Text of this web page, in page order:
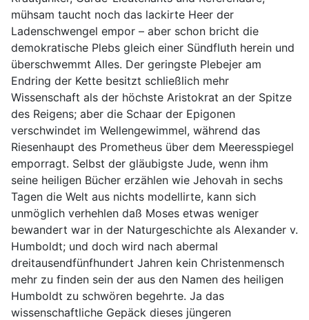
mühsam taucht noch das lackirte Heer der
Ladenschwengel empor – aber schon bricht die
demokratische Plebs gleich einer Sündfluth herein und
überschwemmt Alles. Der geringste Plebejer am
Endring der Kette besitzt schließlich mehr
Wissenschaft als der höchste Aristokrat an der Spitze
des Reigens; aber die Schaar der Epigonen
verschwindet im Wellengewimmel, während das
Riesenhaupt des Prometheus über dem Meeresspiegel
emporragt. Selbst der gläubigste Jude, wenn ihm
seine heiligen Bücher erzählen wie Jehovah in sechs
Tagen die Welt aus nichts modellirte, kann sich
unmöglich verhehlen daß Moses etwas weniger
bewandert war in der Naturgeschichte als Alexander v.
Humboldt; und doch wird nach abermal
dreitausendfünfhundert Jahren kein Christenmensch
mehr zu finden sein der aus den Namen des heiligen
Humboldt zu schwören begehrte. Ja das
wissenschaftliche Gepäck dieses jüngeren